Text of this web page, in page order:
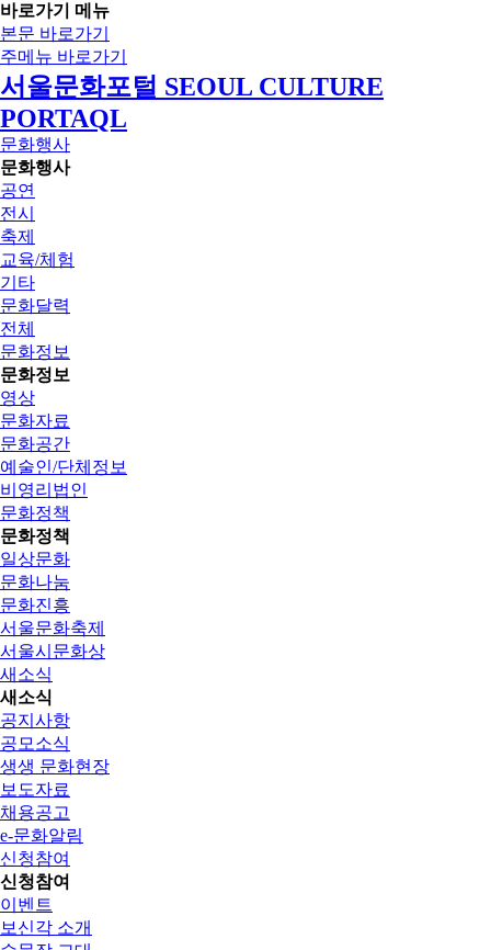
바로가기 메뉴
본문 바로가기
주메뉴 바로가기
서울문화포털 SEOUL CULTURE
PORTAQL
문화행사
문화행사
공연
전시
축제
교육/체험
기타
문화달력
전체
문화정보
문화정보
영상
문화자료
문화공간
예술인/단체정보
비영리법인
문화정책
문화정책
일상문화
문화나눔
문화진흥
서울문화축제
서울시문화상
새소식
새소식
공지사항
공모소식
생생 문화현장
보도자료
채용공고
e-문화알림
신청참여
신청참여
이벤트
보신각 소개